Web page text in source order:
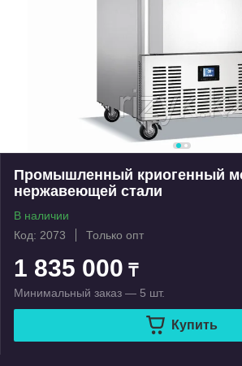
Промышленный криогенный
нержавеющей стали
В наличии
Код: 2073
Только опт
1 835 000 ₸
Минимальный заказ — 5 шт.
Купить